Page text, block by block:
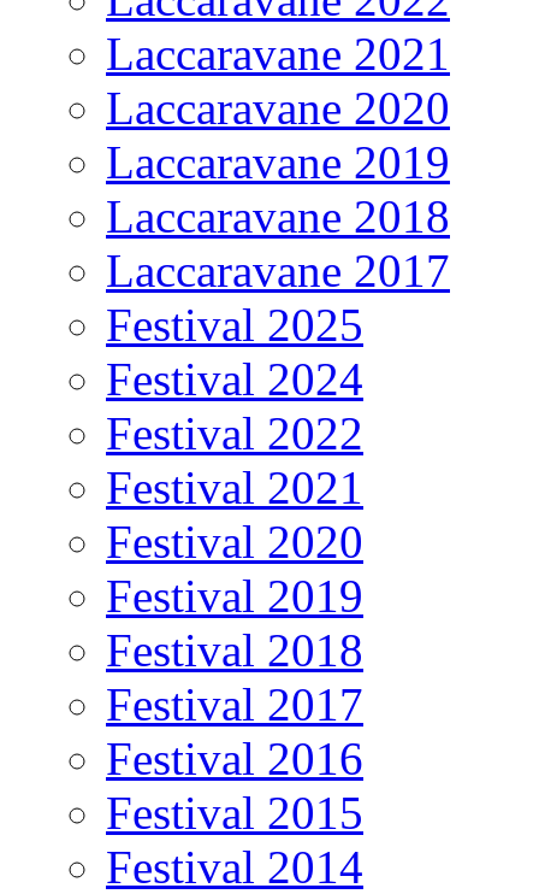
Laccaravane 2021
Laccaravane 2020
Laccaravane 2019
Laccaravane 2018
Laccaravane 2017
Festival 2025
Festival 2024
Festival 2022
Festival 2021
Festival 2020
Festival 2019
Festival 2018
Festival 2017
Festival 2016
Festival 2015
Festival 2014